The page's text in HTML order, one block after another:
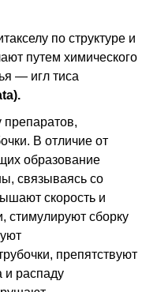
по структуре и
путем химического
— игл тиса
препаратов,
В отличие от
образование
связываясь со
скорость и
стимулируют сборку
препятствуют
и распаду